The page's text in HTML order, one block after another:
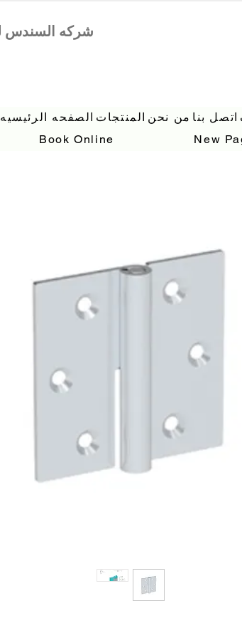
الصفحه الرئيسيه المنتجات من نحن اتصل بنا
Book Online
New